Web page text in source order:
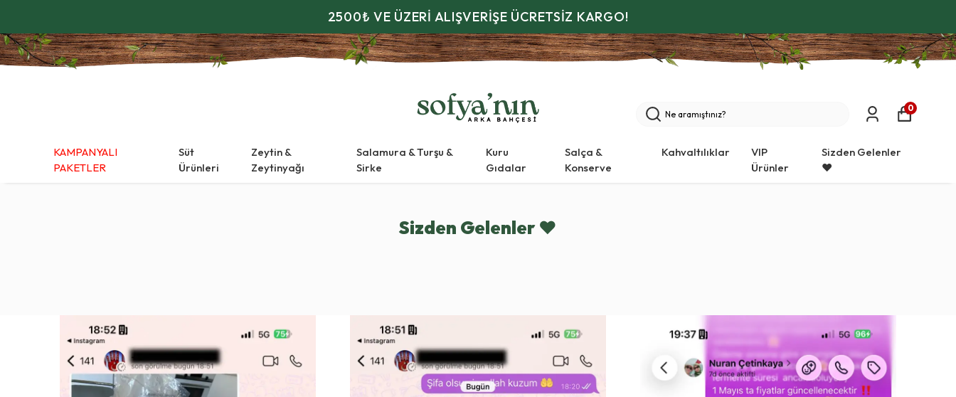
2500₺ VE ÜZERİ ALIŞVERİŞE ÜCRETSİZ KARGO!
KAMPANYALI
PAKETLER
Süt
Ürünleri
Zeytin &
Zeytinyağı
Salamura & Turşu &
Sirke
Kuru
Gıdalar
Salça &
Konserve
Kahvaltılıklar
VIP
Ürünler
Sizden Gelenler
❤️
0
Sizden Gelenler❤️